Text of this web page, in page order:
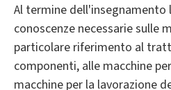
Al termine
conoscenze necessarie sulle
particolare riferimento al
componenti, alle macchine
macchine per la lavorazione